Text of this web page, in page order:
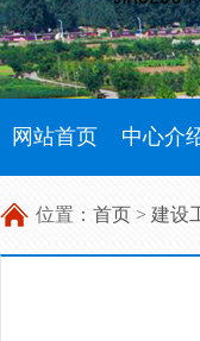
网站首页 中心介
位置： 首页 > 建设